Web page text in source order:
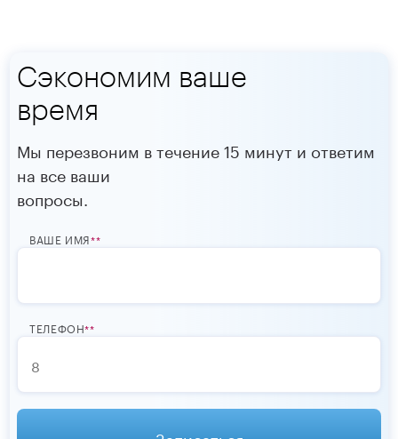
Сэкономим ваше
время
Мы перезвоним в течение 15 минут и ответим
на все ваши
вопросы.
ВАШЕ ИМЯ*
ТЕЛЕФОН*